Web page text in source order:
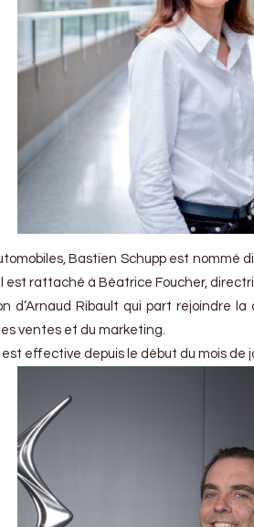
Bastien Schupp est
est rattaché à Béatrice Foucher,
d’Arnaud Ribault qui part rejoindre
ventes et du marketing.
effective depuis le début du mois de